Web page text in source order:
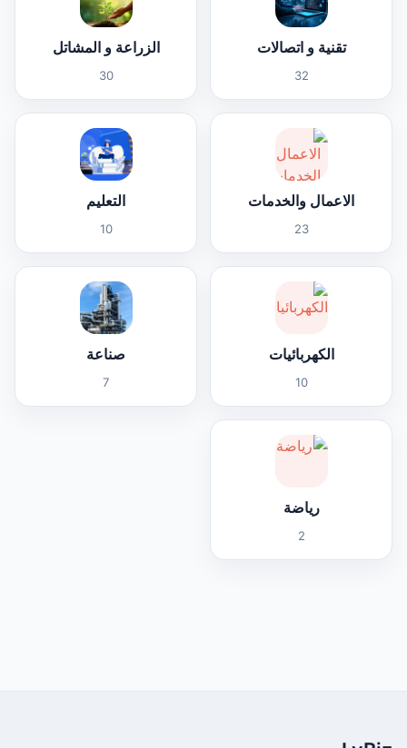
تقنية و اتصالات
32
الزراعة و المشاتل
30
الاعمال والخدمات
23
التعليم
10
الكهربائيات
10
صناعة
7
رياضة
2